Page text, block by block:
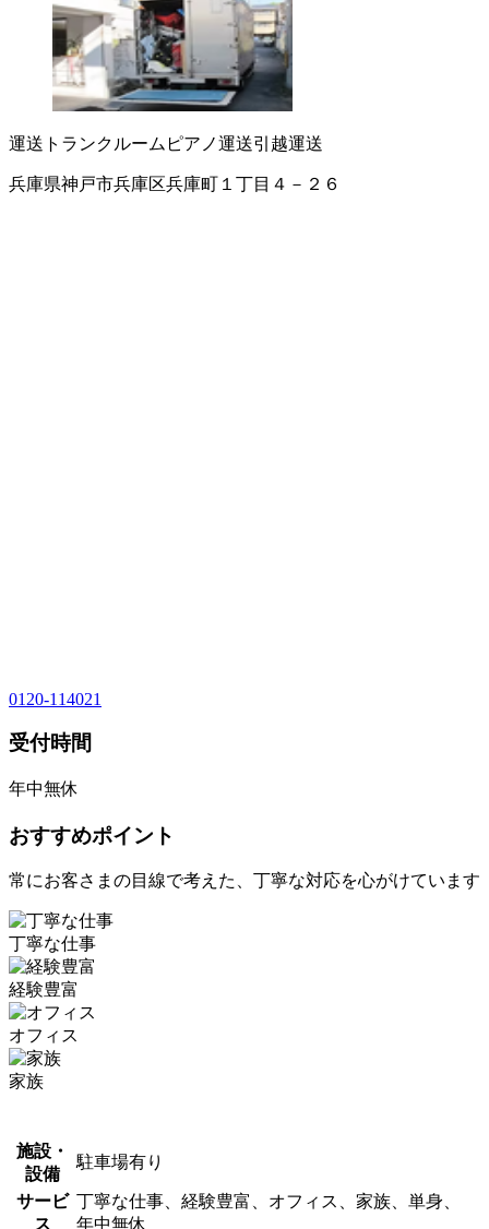
運送 トランクルーム ピアノ運送引越運送
兵庫県神戸市兵庫区兵庫町１丁目４－２６
0120-114021
受付時間
年中無休
おすすめポイント
常にお客さまの目線で考えた、丁寧な対応を心がけています
丁寧な仕事
経験豊富
オフィス
家族
施設・
設備
駐車場有り
サービ
ス
丁寧な仕事、経験豊富、オフィス、家族、単身、
年中無休